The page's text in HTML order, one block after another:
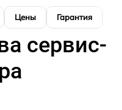
Цены Гарантия
сервис-